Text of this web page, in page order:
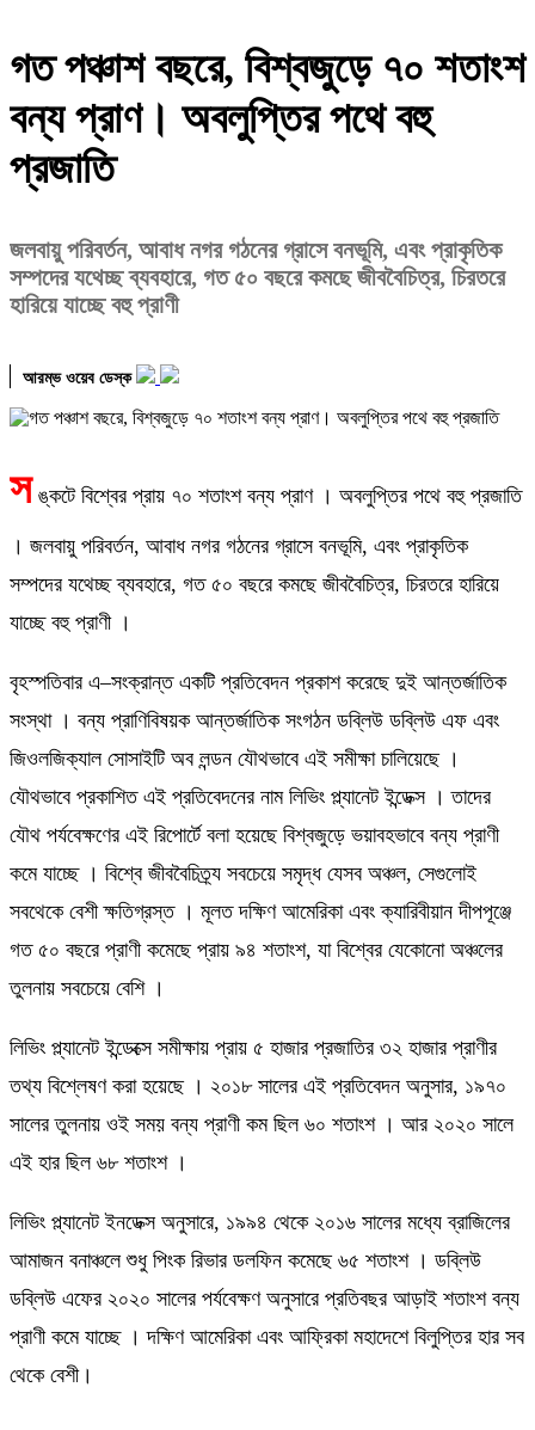
গত পঞ্চাশ বছরে, বিশ্বজুড়ে ৭০ শতাংশ
বন্য প্রাণ। অবলুপ্তির পথে বহু
প্রজাতি
জলবায়ু পরিবর্তন, আবাধ নগর গঠনের গ্রাসে বনভূমি, এবং প্রাকৃতিক
সম্পদের যথেচ্ছ ব্যবহারে, গত ৫০ বছরে কমছে জীববৈচিত্র, চিরতরে
হারিয়ে যাচ্ছে বহু প্রাণী
আরম্ভ ওয়েব ডেস্ক
স ঙ্কটে বিশ্বের প্রায় ৭০ শতাংশ বন্য প্রাণ । অবলুপ্তির পথে বহু প্রজাতি
। জলবায়ু পরিবর্তন, আবাধ নগর গঠনের গ্রাসে বনভূমি, এবং প্রাকৃতিক
সম্পদের যথেচ্ছ ব্যবহারে, গত ৫০ বছরে কমছে জীববৈচিত্র, চিরতরে হারিয়ে
যাচ্ছে বহু প্রাণী ।
বৃহস্পতিবার এ–সংক্রান্ত একটি প্রতিবেদন প্রকাশ করেছে দুই আন্তর্জাতিক
সংস্থা । বন্য প্রাণিবিষয়ক আন্তর্জাতিক সংগঠন ডব্লিউ ডব্লিউ এফ এবং
জিওলজিক্যাল সোসাইটি অব লন্ডন যৌথভাবে এই সমীক্ষা চালিয়েছে ।
যৌথভাবে প্রকাশিত এই প্রতিবেদনের নাম লিভিং প্ল্যানেট ইন্ডেক্স । তাদের
যৌথ পর্যবেক্ষণের এই রিপোর্টে বলা হয়েছে বিশ্বজুড়ে ভয়াবহভাবে বন্য প্রাণী
কমে যাচ্ছে । বিশ্বে জীববৈচিত্র্য সবচেয়ে সমৃদ্ধ যেসব অঞ্চল, সেগুলোই
সবথেকে বেশী ক্ষতিগ্রস্ত । মূলত দক্ষিণ আমেরিকা এবং ক্যারিবীয়ান দীপপূঞ্জে
গত ৫০ বছরে প্রাণী কমেছে প্রায় ৯৪ শতাংশ, যা বিশ্বের যেকোনো অঞ্চলের
তুলনায় সবচেয়ে বেশি ।
লিভিং প্ল্যানেট ইন্ডেক্সে সমীক্ষায় প্রায় ৫ হাজার প্রজাতির ৩২ হাজার প্রাণীর
তথ্য বিশ্লেষণ করা হয়েছে । ২০১৮ সালের এই প্রতিবেদন অনুসার, ১৯৭০
সালের তুলনায় ওই সময় বন্য প্রাণী কম ছিল ৬০ শতাংশ । আর ২০২০ সালে
এই হার ছিল ৬৮ শতাংশ ।
লিভিং প্ল্যানেট ইনডেক্স অনুসারে, ১৯৯৪ থেকে ২০১৬ সালের মধ্যে ব্রাজিলের
আমাজন বনাঞ্চলে শুধু পিংক রিভার ডলফিন কমেছে ৬৫ শতাংশ । ডব্লিউ
ডব্লিউ এফের ২০২০ সালের পর্যবেক্ষণ অনুসারে প্রতিবছর আড়াই শতাংশ বন্য
প্রাণী কমে যাচ্ছে । দক্ষিণ আমেরিকা এবং আফ্রিকা মহাদেশে বিলুপ্তির হার সব
থেকে বেশী।